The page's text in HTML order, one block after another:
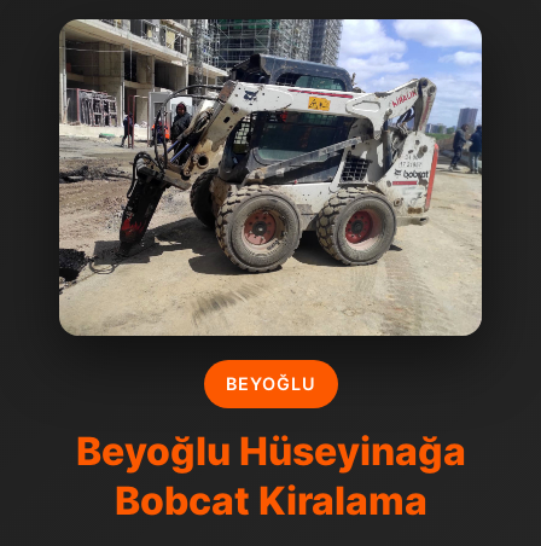
BEYOĞLU
Beyoğlu Hüseyinağa
Bobcat Kiralama